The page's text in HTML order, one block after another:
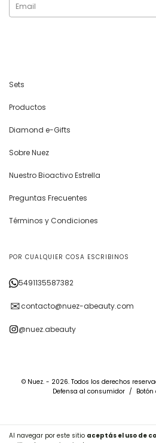
Al navegar por este sitio aceptás el uso de
Sets
Productos
Diamond e-Gifts
Sobre Nuez
Nuestro Bioactivo Estrella
Preguntas Frecuentes
Términos y Condiciones
POR CUALQUIER COSA ESCRIBINOS
5491135587382
✉contacto@nuez-abeauty.com
@nuez.abeauty
© Nuez. - 2026. Todos los derechos
Defensa al consumidor /